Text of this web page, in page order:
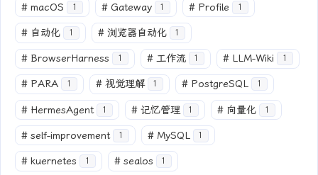
# macOS 1 # Gateway 1 # Profile 1
# 自动化 1 # 浏览器自动化 1
# BrowserHarness 1 # 工作流 1 # LLM-Wiki 1
# PARA 1 # 视觉理解 1 # PostgreSQL 1
# HermesAgent 1 # 记忆管理 1 # 向量化 1
# self-improvement 1 # MySQL 1
# kuernetes 1 # sealos 1